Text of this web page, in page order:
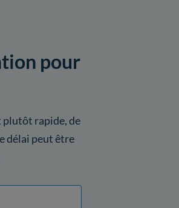
pour
plutôt rapide, de
délai peut être